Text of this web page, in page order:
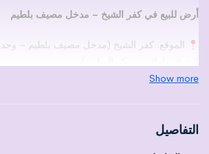
أرض للبيع في كفر الشيخ – مدخل مصيف بلطيم
المساحة: قيراط و9 سهم (حوالي
يوجد مبنى مكون من
Show more
التفاصيل